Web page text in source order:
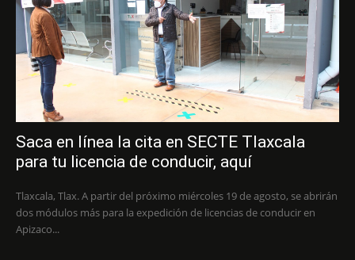
Saca en línea la cita en SECTE Tlaxcala
para tu licencia de conducir, aquí
Tlaxcala, Tlax. A partir del próximo miércoles 19 de agosto, se abrirán
dos módulos más para la expedición de licencias de conducir en
Apizaco...